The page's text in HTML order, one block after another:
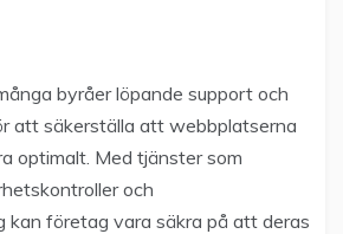
byråer löpande support och
att säkerställa att webbplatserna
optimalt. Med tjänster som
och
kan företag vara säkra på att deras